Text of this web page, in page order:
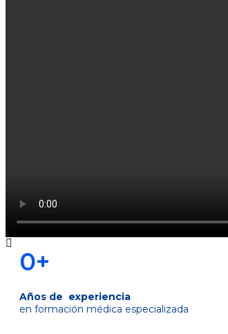
0+
Años de experiencia
en formación médica especializada